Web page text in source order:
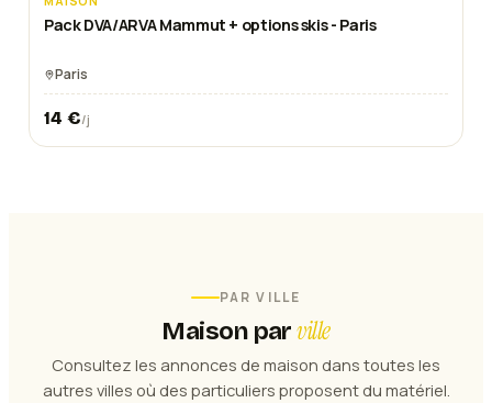
Pack DVA/ARVA Mammut + options skis - Paris
Paris
14 €/j
PAR VILLE
Maison parville
Consultez les annonces de maison dans toutes les
autres villes où des particuliers proposent du matériel.